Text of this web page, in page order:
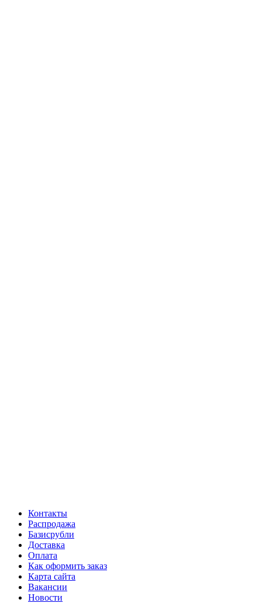
Контакты
Распродажа
Базисрубли
Доставка
Оплата
Как оформить заказ
Карта сайта
Вакансии
Новости